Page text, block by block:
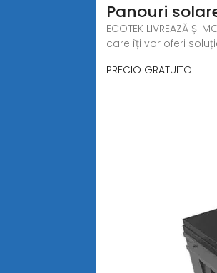
Panouri
ECOTEK LIVREAZĂ
care îți vor oferi
PRECIO GRATUITO